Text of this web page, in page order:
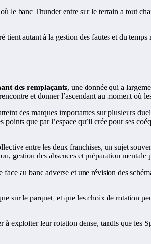
le banc Thunder entre sur le terrain a tout
autant à la gestion des fautes et du temps
des remplaçants, une donnée qui a
et donner l’ascendant au moment où
des marques importantes sur plusieurs
que par l’espace qu’il crée pour ses
entre les deux franchises, un sujet
gestion des absences et préparation mentale
au banc adverse et une révision des
sur le parquet, et que les choix de rotation
exploiter leur rotation dense, tandis que les